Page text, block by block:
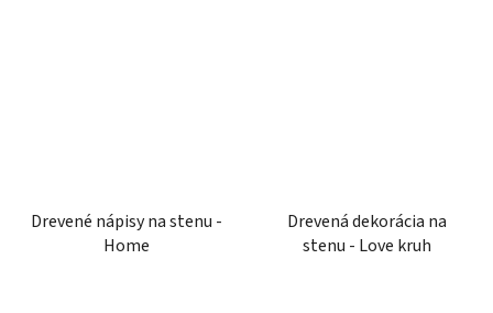
Drevené nápisy na stenu -
Home
Drevená dekorácia na
stenu - Love kruh